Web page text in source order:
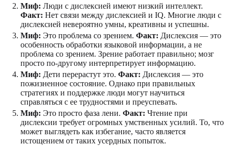
Миф: Люди с дислексией имеют низкий интеллект.
Факт: Нет связи между дислексией и IQ. Многие люди с
дислексией невероятно умны, креативны и успешны.
Миф: Это проблема со зрением. Факт: Дислексия — это
особенность обработки языковой информации, а не
проблема со зрением. Зрение работает правильно; мозг
просто по-другому интерпретирует информацию.
Миф: Дети перерастут это. Факт: Дислексия — это
пожизненное состояние. Однако при правильных
стратегиях и поддержке люди могут научиться
справляться с ее трудностями и преуспевать.
Миф: Это просто фаза лени. Факт: Чтение при
дислексии требует огромных умственных усилий. То, что
может выглядеть как избегание, часто является
истощением от таких усердных попыток.